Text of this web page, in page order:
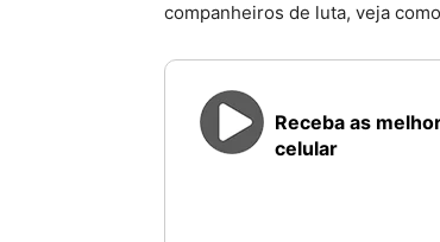
companheiros de luta, veja
Receba as
celular